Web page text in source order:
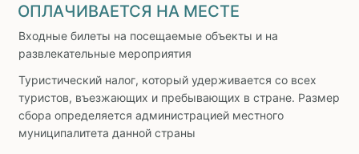
ОПЛАЧИВАЕТСЯ НА МЕСТЕ
Входные билеты на посещаемые объекты и на
развлекательные мероприятия
Туристический налог, который удерживается со всех
туристов, въезжающих и пребывающих в стране. Размер
сбора определяется администрацией местного
муниципалитета данной страны